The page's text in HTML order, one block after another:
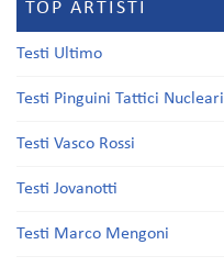
TOP ARTISTI
Testi Ultimo
Testi Pinguini Tattici Nucleari
Testi Vasco Rossi
Testi Jovanotti
Testi Marco Mengoni